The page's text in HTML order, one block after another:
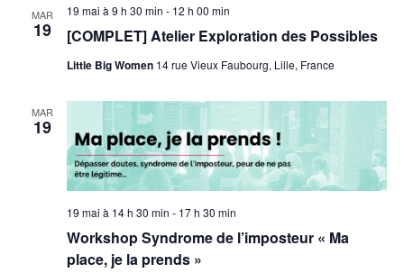
MAR
19 [COMPLET] Atelier Exploration des Possibles
19 mai à 9 h 30 min - 12 h 00 min
Little Big Women 14 rue Vieux Faubourg, Lille, France
MAR
19
Workshop Syndrome de l’imposteur « Ma
place, je la prends »
19 mai à 14 h 30 min - 17 h 30 min